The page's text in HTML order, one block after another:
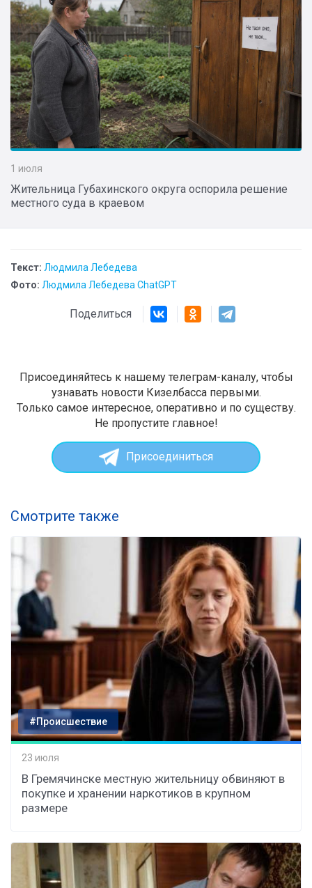
1 июля
Жительница Губахинского округа оспорила решение
местного суда в краевом
Текст: Людмила Лебедева
Фото: Людмила Лебедева ChatGPT
Поделиться
Присоединяйтесь к нашему телеграм-каналу, чтобы
узнавать новости Кизелбасса первыми.
Только самое интересное, оперативно и по существу.
Не пропустите главное!
Присоединиться
Смотрите также
#Происшествие
23 июля
В Гремячинске местную жительницу обвиняют в
покупке и хранении наркотиков в крупном
размере